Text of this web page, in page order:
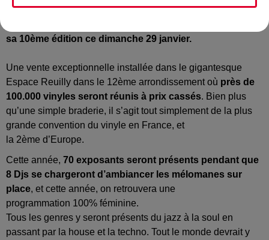
C’est devenu l’événement incontournable des
sa 10ème édition ce dimanche 29 janvier.
Une vente exceptionnelle installée dans le gigantesque
Espace Reuilly dans le 12ème arrondissement où près de
100.000 vinyles seront réunis à prix cassés. Bien plus
qu’une simple braderie, il s’agit tout simplement de la plus
grande convention du vinyle en France, et
la 2ème d’Europe.
Cette année, 70 exposants seront présents pendant que
8 Djs se chargeront d’ambiancer les mélomanes sur
place, et cette année, on retrouvera une
programmation 100% féminine.
Tous les genres y seront présents du jazz à la soul en
passant par la house et la techno. Tout le monde devrait y